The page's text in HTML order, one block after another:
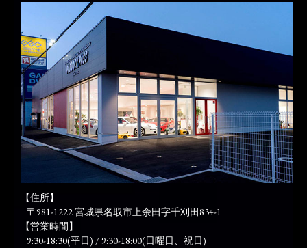
【住所】
〒981-1222 宮城県名取市上余田字千刈田834-1
【営業時間】
9:30-18:30(平日) / 9:30-18:00(日曜日、祝日)